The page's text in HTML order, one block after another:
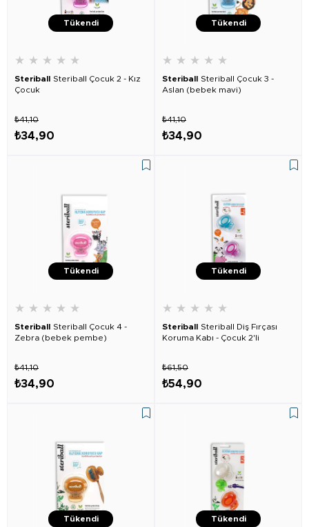
Tükendi
★ ★ ★ ★ ★
Steriball Steriball Çocuk 2 - Kız
Çocuk
₺34,90
₺41,10
Tükendi
★ ★ ★ ★ ★
Steriball Steriball Çocuk 3 -
Aslan (bebek mavi)
₺34,90
₺41,10
Tükendi
★ ★ ★ ★ ★
Steriball Steriball Çocuk 4 -
Zebra (bebek pembe)
₺34,90
₺41,10
Tükendi
★ ★ ★ ★ ★
Steriball Steriball Diş Fırçası
Koruma Kabı - Çocuk 2'li
₺54,90
₺61,50
Tükendi Tükendi